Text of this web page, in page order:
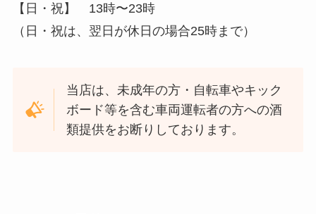
【日・祝】 13時〜23時
（日・祝は、翌日が休日の場合25時まで）
当店は、未成年の方・自転車やキック
ボード等を含む車両運転者の方への酒
類提供をお断りしております。